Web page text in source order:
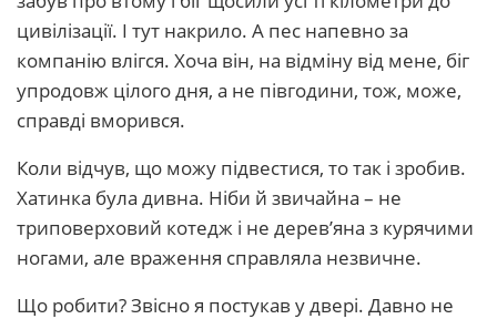
цивілізації. І тут накрило. А пес напевно за
компанію влігся. Хоча він, на відміну від мене, біг
упродовж цілого дня, а не півгодини, тож, може,
справді вморився.
Коли відчув, що можу підвестися, то так і зробив.
Хатинка була дивна. Ніби й звичайна – не
триповерховий котедж і не дерев’яна з курячими
ногами, але враження справляла незвичне.
Що робити? Звісно я постукав у двері. Давно не